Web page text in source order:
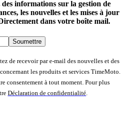
informations sur la gestion de
les nouvelles et les mises à jour
dans votre boîte mail.
Soumettre
de recevoir par e-mail des nouvelles et des
les produits et services TimeMoto.
consentement à tout moment. Pour plus
Déclaration de confidentialité.